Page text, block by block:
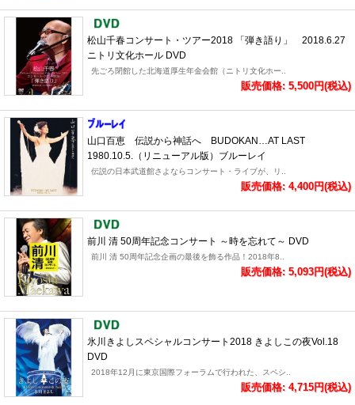
松山千春コンサート・ツアー2018 「弾き語り」 2018.6.27
ニトリ文化ホール DVD
先ごろ閉館した北海道厚生年金会館（ニトリ文化ホー..
販売価格: 5,500円(税込)
山口百恵 伝説から神話へ BUDOKAN…AT LAST
1980.10.5.（リニューアル版）ブルーレイ
伝説の日本武道館さよならコンサート・ライブが、リ..
販売価格: 4,400円(税込)
前川 清 50周年記念コンサート ～時を忘れて～ DVD
前川 清 50周年記念企画の最後を飾る作品！2018年8..
販売価格: 5,093円(税込)
氷川きよしスペシャルコンサート2018 きよしこの夜Vol.18
DVD
2018年12月に東京国際フォーラムで行われた、スペシ..
販売価格: 4,715円(税込)